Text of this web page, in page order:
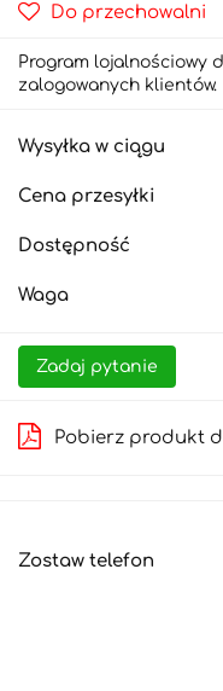
Do przechowalni
Program lojalnościowy
zalogowanych klientów.
Wysyłka w ciągu
Cena przesyłki
Dostępność
Waga
Zadaj pytanie
Pobierz produkt
Zostaw telefon